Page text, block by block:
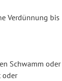
Verdünnung bis
Schwamm oder
oder